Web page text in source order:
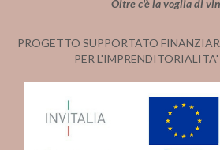
Oltre c'è la voglia di
PROGETTO SUPPORTATO
PER